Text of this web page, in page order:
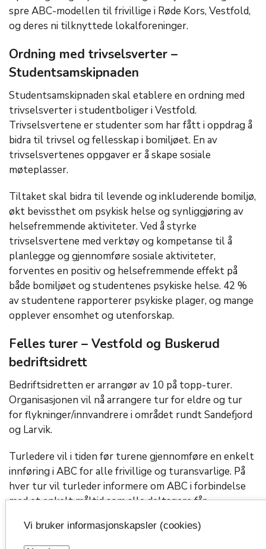
spre ABC-modellen til frivillige i Røde Kors, Vestfold,
og deres ni tilknyttede lokalforeninger.
Ordning med trivselsverter –
Studentsamskipnaden
Studentsamskipnaden skal etablere en ordning med
trivselsverteri studentboliger i Vestfold.
Trivselsvertene er studenter som har fått i oppdrag å
bidra til trivsel og fellesskap i bomiljøet. En av
trivselsvertenes oppgaver er å skape sosiale
møteplasser.
Tiltaket skal bidra til levende og inkluderende bomiljø,
økt bevissthet om psykisk helse og synliggjøring av
helsefremmende aktiviteter. Ved å styrke
trivselsvertene med verktøy og kompetanse til å
planlegge og gjennomføre sosiale aktiviteter,
forventes en positiv og helsefremmende effekt på
både bomiljøet og studentenes psykiske helse. 42 %
av studentene rapporterer psykiske plager, og mange
opplever ensomhet og utenforskap.
Felles turer – Vestfold og Buskerud
bedriftsidrett
Bedriftsidretten er arrangør av 10 på topp-turer.
Organisasjonen vil nå arrangere tur for eldre og tur
for flykninger/innvandrere i området rundt Sandefjord
og Larvik.
Turledere vil i tiden før turene gjennomføre en enkelt
innføring i ABC for alle frivillige og turansvarlige. På
hver tur vil turleder informere om ABC i forbindelse
med et enkelt måltid som alle deltagere får.
Selvhjelps grupper– Link Vestfold
Vi bruker informasjonskapsler (cookies)